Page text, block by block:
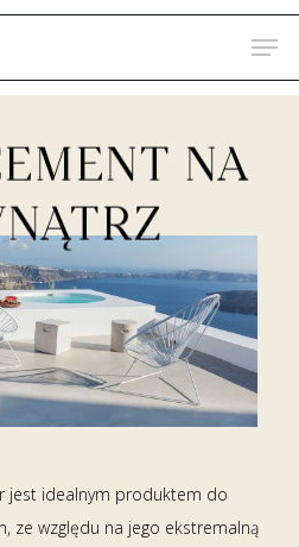
NA
jest idealnym produktem do
ze względu na jego ekstremalną